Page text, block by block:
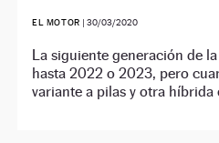
EL MOTOR | 30/03/2020
La siguiente generación de
hasta 2022 o 2023, pero
variante a pilas y otra híbrida